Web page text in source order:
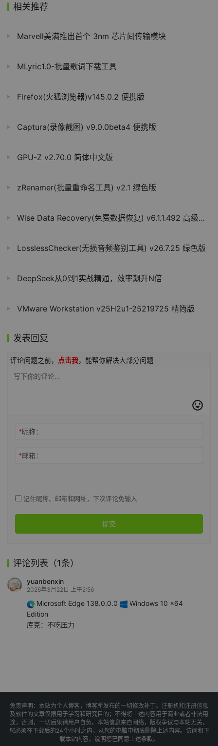
相关推荐
Marvell美满推出首个 3nm 芯片间传输模块
MLyric1.0-批量歌词下载工具
Firefox(火狐浏览器)v145.0.2 便携版
Captura(录像截图) v9.0.0beta4 便携版
GPU-Z v2.70.0 简体中文版
zRenamer(批量重命名工具) v2.1 绿色版
Wise Data Recovery(免费数据恢复) v6.1.1.492 高级便携版
LosslessChecker(无损音频鉴别工具) v26.7.25 绿色版
DeepSeek从0到1实战精通，效率飙升N倍
VMware Workstation v25H2u1-25219725 精简版
发表回复
评论问题之前， 点击我，能帮你解决大部分问题
*昵称：
*邮箱：
记住昵称、邮箱和网址，下次评论免输入
提交
评论列表（1条）
yuanbenxin
2026年3月22日 上午2:56
Microsoft Edge 138.0.0.0
Windows 10 x64
Edition
库克：不吃压力
免责声明：本站为个人博客，博客所发布的一切修改补丁、注册机和注册信息
及软件的文章仅限用于学习和研究目的；不得将上述内容用于商业或者非法用
途，否则，一切后果请用户自负。本站信息来自网络，版权争议与本站无关，
您必须在下载后的24个小时之内，从您的电脑中彻底删除上述内容。访问和下
载本站内容，说明您已同意上述条款。